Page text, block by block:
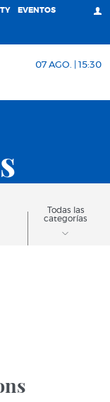
EVENTOS
07 AGO. | 15:30
Todas las
categorías